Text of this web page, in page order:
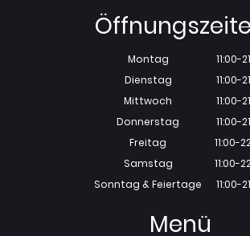
Montag
Dienstag
Mittwoch
Donnerstag
Freitag
Samstag
Sonntag & Feiertage
11:00-
11:00-
11:00-
11:00-
11:00-
11:00-
11:00-
Menü